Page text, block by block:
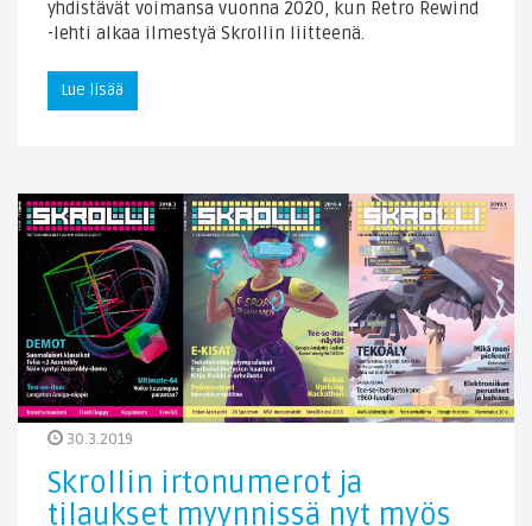
yhdistävät voimansa vuonna 2020, kun Retro Rewind
-lehti alkaa ilmestyä Skrollin liitteenä.
Lue lisää
30.3.2019
Skrollin irtonumerot ja
tilaukset myynnissä nyt myös